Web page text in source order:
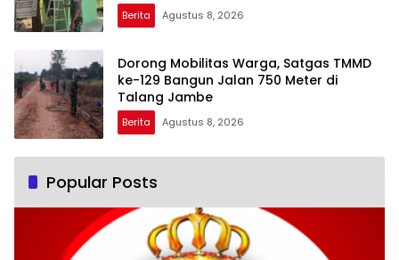
Berita Agustus 8, 2026
Dorong Mobilitas Warga, Satgas TMMD
ke-129 Bangun Jalan 750 Meter di
Talang Jambe
Berita Agustus 8, 2026
Popular Posts